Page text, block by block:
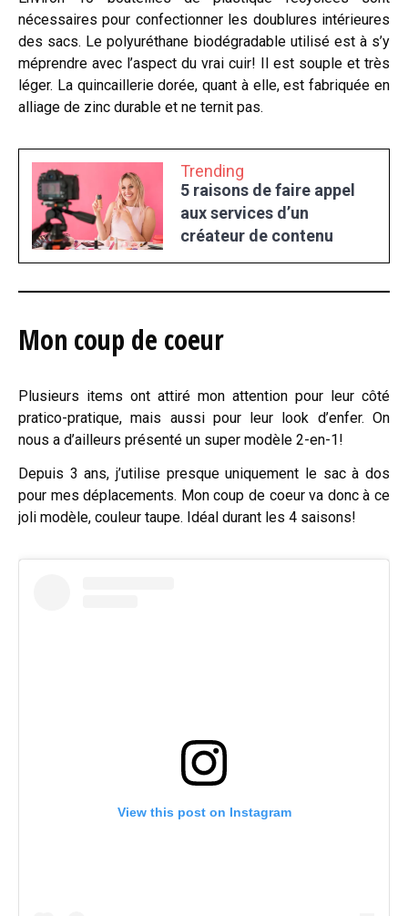
nécessaires pour confectionner les doublures intérieures
des sacs. Le polyuréthane biodégradable utilisé est à s’y
méprendre avec l’aspect du vrai cuir! Il est souple et très
léger. La quincaillerie dorée, quant à elle, est fabriquée en
alliage de zinc durable et ne ternit pas.
Trending
5 raisons de faire appel
aux services d’un
créateur de contenu
Mon coup de coeur
Plusieurs items ont attiré mon attention pour leur côté
pratico-pratique, mais aussi pour leur look d’enfer. On
nous a d’ailleurs présenté un super modèle 2-en-1!
Depuis 3 ans, j’utilise presque uniquement le sac à dos
pour mes déplacements. Mon coup de coeur va donc à ce
joli modèle, couleur taupe. Idéal durant les 4 saisons!
View this post on Instagram